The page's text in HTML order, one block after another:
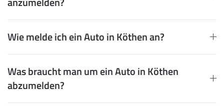
Wie melde ich ein Auto in Köthen an?
Was braucht man um ein Auto in Köthen
abzumelden?